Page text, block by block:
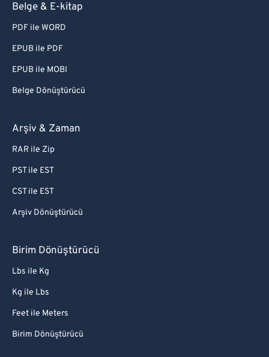
Belge & E-kitap
PDF ile WORD
EPUB ile PDF
EPUB ile MOBI
Belge Dönüştürücü
Arşiv & Zaman
RAR ile Zip
PST ile EST
CST ile EST
Arşiv Dönüştürücü
Birim Dönüştürücü
Lbs ile Kg
Kg ile Lbs
Feet ile Meters
Birim Dönüştürücü